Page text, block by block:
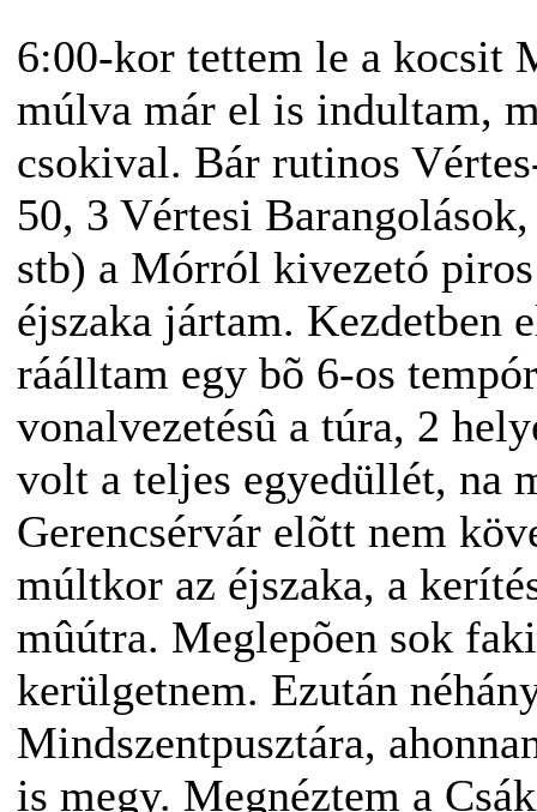
6:00-kor tettem le a kocsit
múlva már el is indultam,
csokival. Bár rutinos
50, 3 Vértesi
stb) a Mórról kivezetó
éjszaka jártam. Kezdetben
ráálltam egy bõ 6-os
vonalvezetésû a túra, 2
volt a teljes egyedüllét, na
Gerencsérvár elõtt nem
múltkor az éjszaka, a
mûútra. Meglepõen sok
kerülgetnem. Ezután
Mindszentpusztára,
is megy. Megnéztem a